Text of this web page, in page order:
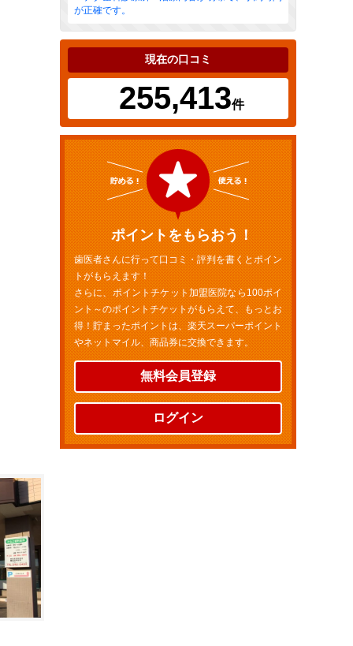
が正確です。
現在の口コミ
255,413件
ポイントをもらおう！
歯医者さんに行って口コミ・評判を書くとポイン
トがもらえます！
さらに、ポイントチケット加盟医院なら100ポイ
ント～のポイントチケットがもらえて、もっとお
得！貯まったポイントは、楽天スーパーポイント
やネットマイル、商品券に交換できます。
無料会員登録
ログイン